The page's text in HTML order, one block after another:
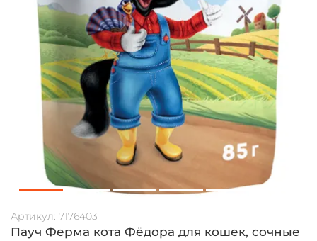
Артикул: 7176403
Пауч Ферма кота Фёдора для кошек, сочные